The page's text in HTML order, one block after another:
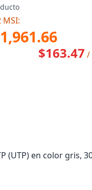
MSI:
$163.47 /
(UTP) en color gris,